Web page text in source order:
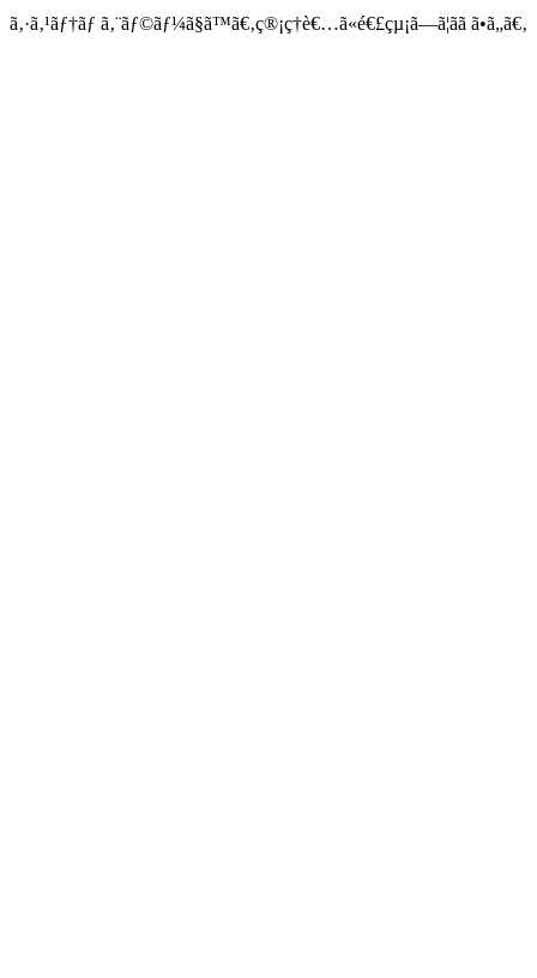
ã‚·ã‚¹ãƒ†ãƒ ã‚¨ãƒ©ãƒ¼ã§ã™ã€‚ç®¡ç†è€…ã«é€£çµ¡ã—ã¦ãã ã•ã„ã€‚